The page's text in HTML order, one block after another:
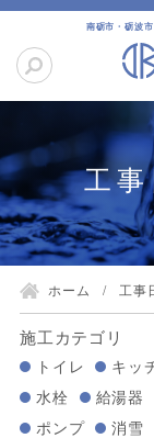
南砺市・砺波
工
ホーム 工事
施工カテゴリ
トイレ キッ
水栓
給湯器
ポンプ
消雪